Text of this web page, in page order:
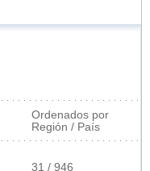
Ordenados por
Región / País
31 / 946